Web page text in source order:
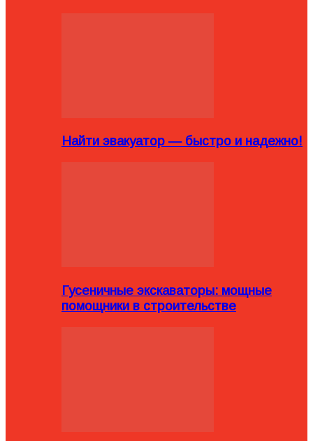
Найти эвакуатор — быстро и надежно!
Гусеничные экскаваторы: мощные
помощники в строительстве